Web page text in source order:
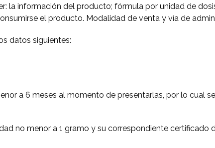
la información del producto; fórmula por unidad de
el producto. Modalidad de venta y vía de
datos siguientes:
a 6 meses al momento de presentarlas, por lo cual
no menor a 1 gramo y su correspondiente certificado